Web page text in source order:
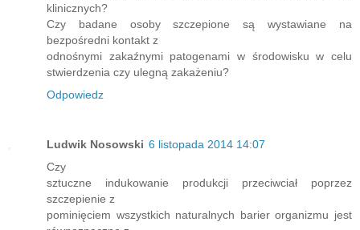
klinicznych?
Czy badane osoby szczepione są wystawiane na
bezpośredni kontakt z
odnośnymi zakaźnymi patogenami w środowisku w celu
stwierdzenia czy ulegną zakażeniu?
Odpowiedz
Ludwik Nosowski 6 listopada 2014 14:07
Czy
sztuczne indukowanie produkcji przeciwciał poprzez
szczepienie z
pominięciem wszystkich naturalnych barier organizmu jest